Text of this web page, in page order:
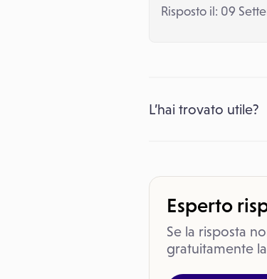
Risposto il: 09
L’hai trovato utile?
Esperto
Se la risposta
gratuitamente